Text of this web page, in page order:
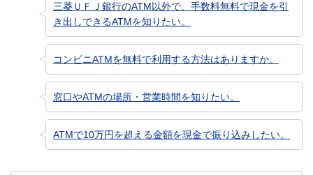
三菱ＵＦＪ銀行のATM以外で、手数料無料で現金を引
き出しできるATMを知りたい。
コンビニATMを無料で利用する方法はありますか。
窓口やATMの場所・営業時間を知りたい。
ATMで10万円を超える金額を現金で振り込みしたい。